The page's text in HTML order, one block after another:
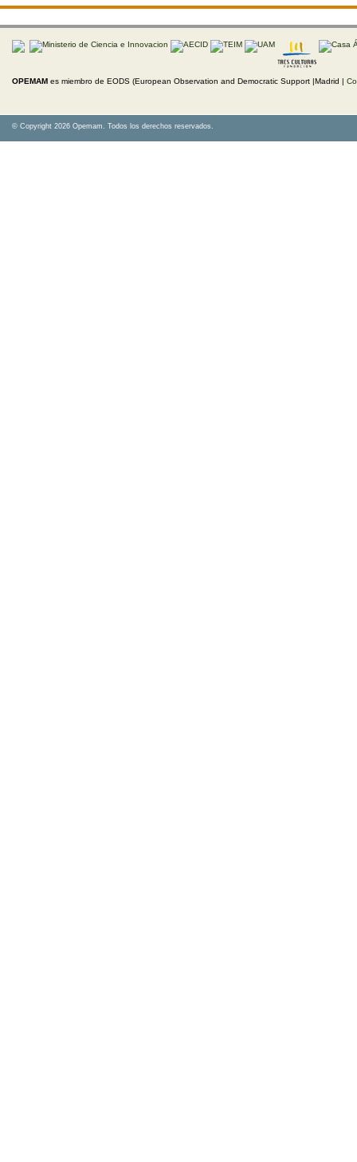
OPEMAM es miembro de EODS (European Observation and Democratic Support |Madrid |
© Copyright 2026 Opemam. Todos los derechos reservados.